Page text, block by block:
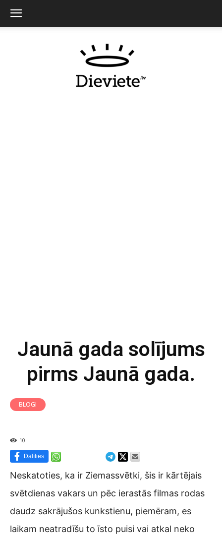
Jaunā gada solījums
pirms Jaunā gada.
BLOGI
10
Dalīties
Neskatoties, ka ir Ziemassvētki, šis ir kārtējais
svētdienas vakars un pēc ierastās filmas rodas
daudz sakrājušos kunkstienu, piemēram, es
laikam neatradīšu to īsto puisi vai atkal neko